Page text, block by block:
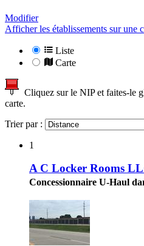
Modifier
Afficher les établissements sur une
Liste
Carte
Cliquez sur le NIP et faites-le
carte.
Trier par :
1
A C Locker Rooms
Concessionnaire U-Haul